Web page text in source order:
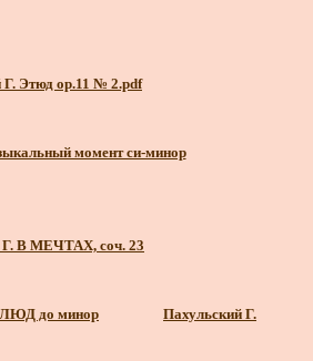
Г. Этюд ор.11 № 2.pdf
момент си-минор
Г. В МЕЧТАХ, соч. 23
до минор Пахульский Г.